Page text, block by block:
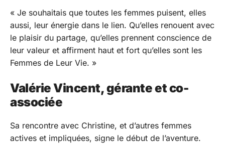
« Je souhaitais que toutes les femmes puisent, elles
aussi, leur énergie dans le lien. Qu’elles renouent avec
le plaisir du partage, qu’elles prennent conscience de
leur valeur et affirment haut et fort qu’elles sont les
Femmes de Leur Vie. »
Valérie Vincent, gérante et co-
associée
Sa rencontre avec Christine, et d’autres femmes
actives et impliquées, signe le début de l’aventure.